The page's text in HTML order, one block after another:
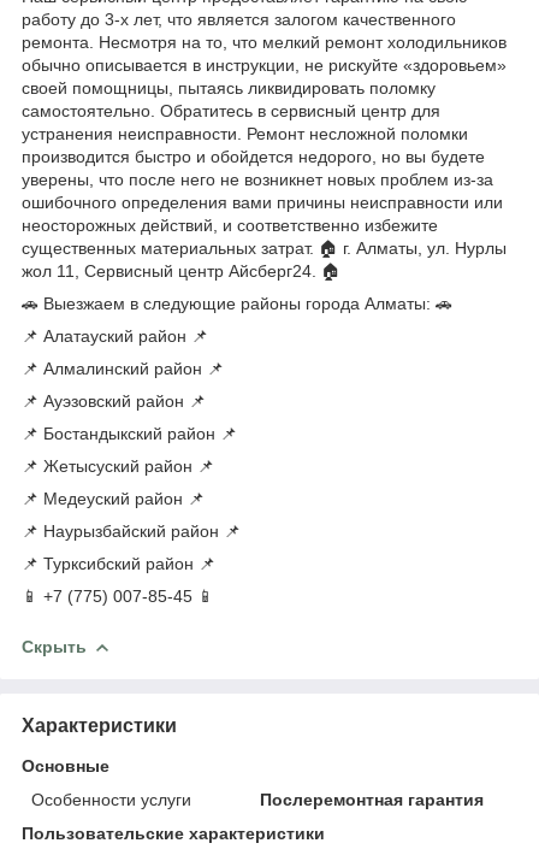
работу до 3-х лет, что является залогом качественного
ремонта. Несмотря на то, что мелкий ремонт холодильников
обычно описывается в инструкции, не рискуйте «здоровьем»
своей помощницы, пытаясь ликвидировать поломку
самостоятельно. Обратитесь в сервисный центр для
устранения неисправности. Ремонт несложной поломки
производится быстро и обойдется недорого, но вы будете
уверены, что после него не возникнет новых проблем из-за
ошибочного определения вами причины неисправности или
неосторожных действий, и соответственно избежите
существенных материальных затрат. 🏠 г. Алматы, ул. Нурлы
жол 11, Сервисный центр Айсберг24. 🏠
🚗 Выезжаем в следующие районы города Алматы: 🚗
📌 Алатауский район 📌
📌 Алмалинский район 📌
📌 Ауэзовский район 📌
📌 Бостандыкский район 📌
📌 Жетысуский район 📌
📌 Медеуский район 📌
📌 Наурызбайский район 📌
📌 Турксибский район 📌
📱 +7 (775) 007-85-45 📱
Скрыть
Характеристики
Основные
Особенности услуги
Послеремонтная гарантия
Пользовательские характеристики